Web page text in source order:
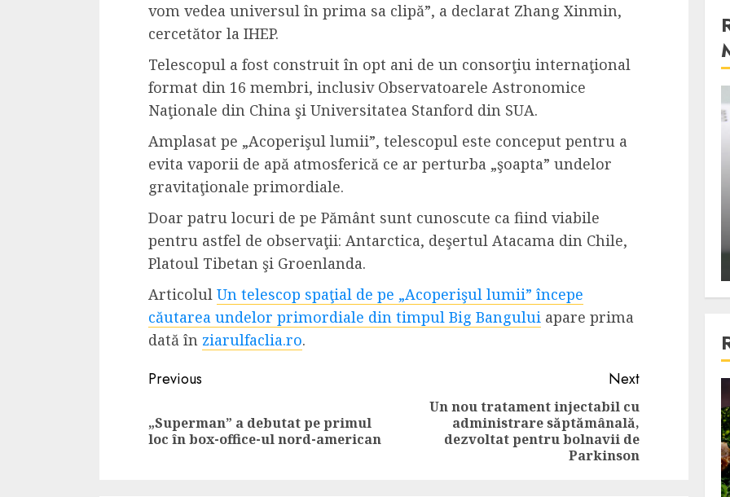
vom vedea universul în prima sa clipă”, a declarat Zhang Xinmin,
cercetător la IHEP.
Telescopul a fost construit în opt ani de un consorţiu internaţional
format din 16 membri, inclusiv Observatoarele Astronomice
Naţionale din China şi Universitatea Stanford din SUA.
Amplasat pe „Acoperişul lumii”, telescopul este conceput pentru a
evita vaporii de apă atmosferică ce ar perturba „şoapta” undelor
gravitaţionale primordiale.
Doar patru locuri de pe Pământ sunt cunoscute ca fiind viabile
pentru astfel de observaţii: Antarctica, deşertul Atacama din Chile,
Platoul Tibetan şi Groenlanda.
Articolul Un telescop spaţial de pe „Acoperişul lumii” începe
căutarea undelor primordiale din timpul Big Bangului apare prima
dată în ziarulfaclia.ro.
Continue
Reading
Previous
„Superman” a debutat pe primul
loc în box-office-ul nord-american
Next
Un nou tratament injectabil cu
administrare săptămânală,
dezvoltat pentru bolnavii de
Parkinson
3 min read
Dungeons & Dragons:
Onoare printre hoti, un
film ca un joc care te
cucereste de la primele
cadre
ALEXANDRU S. MAY 17, 2023
4 min read
Din fotoliu
The Killer, un film care nu a
nivelul asteptarilor
publicului si criticilor